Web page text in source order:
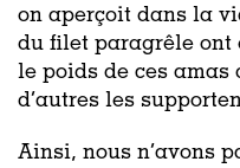
on aperçoit dans la
du filet paragrêle ont
le poids de ces amas
d’autres les
Ainsi, nous n’avons